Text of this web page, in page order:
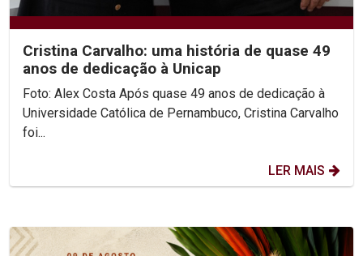
Cristina Carvalho: uma história de quase 49
anos de dedicação à Unicap
Foto: Alex Costa Após quase 49 anos de dedicação à
Universidade Católica de Pernambuco, Cristina Carvalho
foi...
LER MAIS